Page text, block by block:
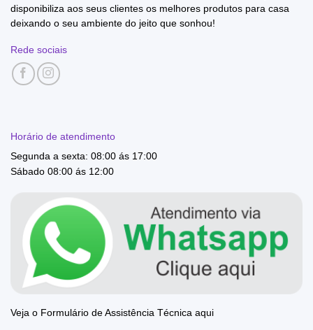
disponibiliza aos seus clientes os melhores produtos para casa
deixando o seu ambiente do jeito que sonhou!
Rede sociais
Horário de atendimento
Segunda a sexta: 08:00 ás 17:00
Sábado 08:00 ás 12:00
Veja o Formulário de Assistência Técnica aqui